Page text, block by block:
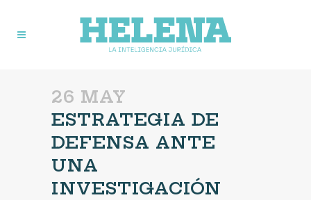
26 MAY
ESTRATEGIA DE
DEFENSA ANTE
UNA
INVESTIGACIÓN